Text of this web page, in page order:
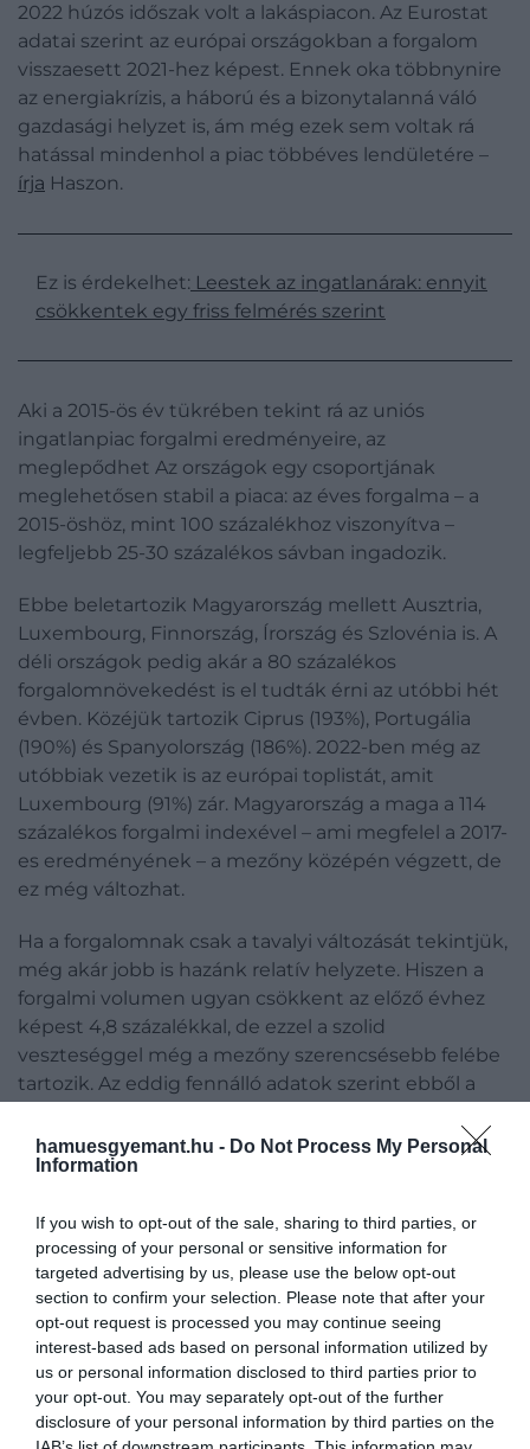
hamuesgyemant.hu - Do Not Process My Personal
Information
If you wish to opt-out of the sale, sharing to third parties, or
processing of your personal or sensitive information for
targeted advertising by us, please use the below opt-out
section to confirm your selection. Please note that after your
opt-out request is processed you may continue seeing
interest-based ads based on personal information utilized by
us or personal information disclosed to third parties prior to
your opt-out. You may separately opt-out of the further
disclosure of your personal information by third parties on the
2022 húzós időszak volt a lakáspiacon. Az Eurostat
adatai szerint az európai országokban a forgalom
visszaesett 2021-hez képest. Ennek oka többnynire
az energiakrízis, a háború és a bizonytalanná váló
gazdasági helyzet is, ám még ezek sem voltak rá
hatással mindenhol a piac többéves lendületére –
írja Haszon.
Ez is érdekelhet: Leestek az ingatlanárak: ennyit
csökkentek egy friss felmérés szerint
Aki a 2015-ös év tükrében tekint rá az uniós
ingatlanpiac forgalmi eredményeire, az
meglepődhet Az országok egy csoportjának
meglehetősen stabil a piaca: az éves forgalma – a
2015-öshöz, mint 100 százalékhoz viszonyítva –
legfeljebb 25-30 százalékos sávban ingadozik.
Ebbe beletartozik Magyarország mellett Ausztria,
Luxembourg, Finnország, Írország és Szlovénia is. A
déli országok pedig akár a 80 százalékos
forgalomnövekedést is el tudták érni az utóbbi hét
évben. Közéjük tartozik Ciprus (193%), Portugália
(190%) és Spanyolország (186%). 2022-ben még az
utóbbiak vezetik is az európai toplistát, amit
Luxembourg (91%) zár. Magyarország a maga a 114
százalékos forgalmi indexével – ami megfelel a 2017-
es eredményének – a mezőny középén végzett, de
ez még változhat.
Ha a forgalomnak csak a tavalyi változását tekintjük,
még akár jobb is hazánk relatív helyzete. Hiszen a
forgalmi volumen ugyan csökkent az előző évhez
képest 4,8 százalékkal, de ezzel a szolid
veszteséggel még a mezőny szerencsésebb felébe
tartozik. Az eddig fennálló adatok szerint ebből a
százalékkal bővült a lakáspiac, a legrosszabbat pedig
Dánia, ahol 29,8 százalékkal szűkült.
A nemzetközi összevetés hazánk sajátos forgalmi
mozgását is jobban kiemeli. Január-márciusban,
amikor szinte mindenhol csökkent a forgalom,
Magyarország páratlan, 39 százalékos növekedést
mutatott. Július-szeptemberben viszont a
legnagyobb negyedéves visszaesést (-20,7%)
mutatta. Az év utolsó negyedében pedig csak azért
nem lett ismét negatív listavezető a -14,5 százalékos